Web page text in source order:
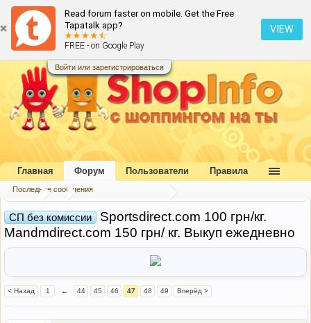
Read forum faster on mobile. Get the Free
Tapatalk app?
FREE - on Google Play
VIEW
Войти или зарегистрироваться
Форум ... Совместные покупки
СП без комиссии
Sportsdirect.com 100 грн/кг.
Mandmdirect.com 150 грн/ кг. Выкуп ежедневно
< Назад 1 ← 44 45 46 47 48 49 Вперёд >
Главная Форум
Последние сообщения
Пользователи Правила